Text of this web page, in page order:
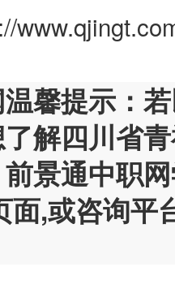
馨提示：
解四川省
景通中职
面,或咨询平